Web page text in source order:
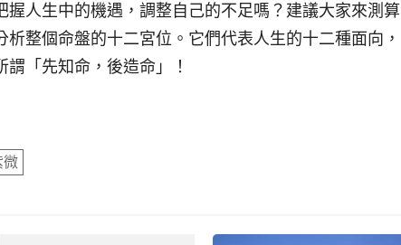
握人生中的機遇，調整自己的不足嗎？建議大家來測算
析整個命盤的十二宮位。它們代表人生的十二種面向，
「先知命，後造命」！
微